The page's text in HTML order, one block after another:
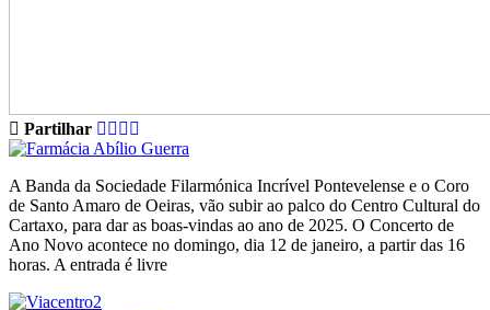
Partilhar
A Banda da Sociedade Filarmónica Incrível Pontevelense e o Coro
de Santo Amaro de Oeiras, vão subir ao palco do Centro Cultural do
Cartaxo, para dar as boas-vindas ao ano de 2025. O Concerto de
Ano Novo acontece no domingo, dia 12 de janeiro, a partir das 16
horas. A entrada é livre